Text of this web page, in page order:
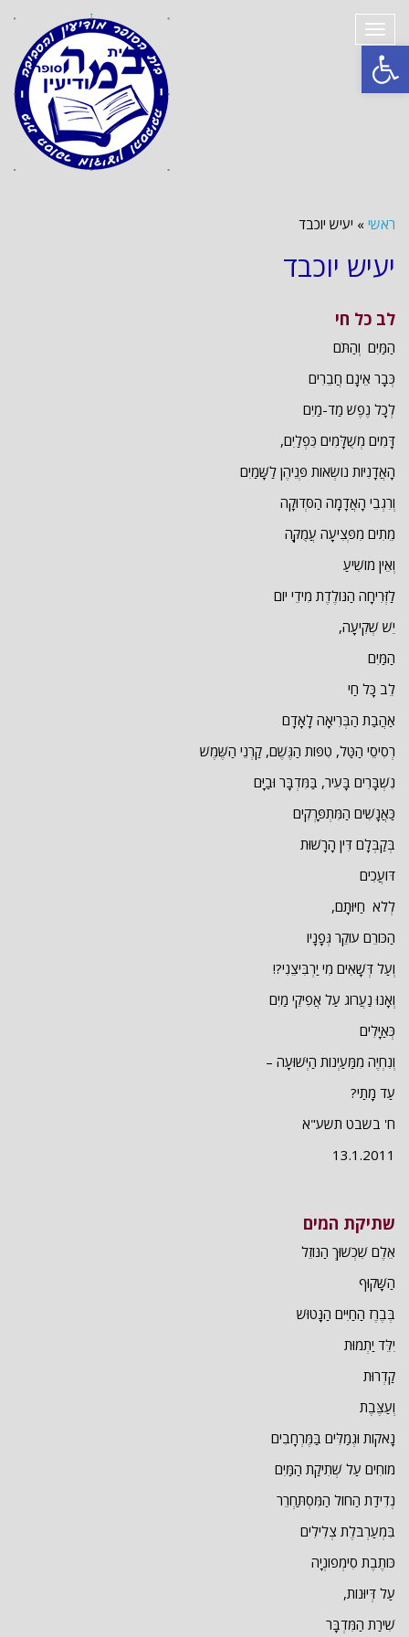
פתח סרגל נגישות
תפריט
ראשי » יעיש יוכבד
יעיש יוכבד
לב כל חי
הַמַּיִם וְהַתֹּם
כְּבָר אֵינָם חֲבֵרִים
לְכָל נֶפֶשׁ מַד-מַיִם
דָּמִים מְשֻׁלָּמִים כִּפְלַיִם,
הָאֲדָנִיּוֹת נוֹשְׂאוֹת פְּנֵיהֶן לַשָּׁמַיִם
וְרִגְבֵי הָאֲדָמָה הַסְּדוּקָה
מֵתִים מִפְּצִיעָה עֲמֻקָּה
וְאֵין מוֹשִׁיעַ
לַזְּרִיחָה הַנּוֹלֶדֶת מִידֵי יוֹם
יֵשׁ שְׁקִיעָה,
הַמַּיִם
לֵב כָּל חַי
אַהֲבַת הַבְּרִיאָה לָאָדָם
רְסִיסֵי הַטַּל, טִפּוֹת הַגֶּשֶׁם, קַרְנֵי הַשֶּׁמֶשׁ
נִשְׁבָּרִים בָּעִיר, בַּמִּדְבָּר וּבַיָּם
כַּאֲנָשִׁים הַמִּתְפָּרְקִים
בְּקַבְּלָם דִּין הָרָשׁוּת
דּוֹעֲכִים
לְלֹא חַיּוּתָם,
הַכּוֹרֵם עוֹקֵר גְּפָנָיו
וְעַל דְּשָׁאִים מִי יַרְבִּיצֵנִי?!
וְאָנוּ נַעֲרוֹג עַל אֲפִיקֵי מַיִם
כְּאַיָּלִים
וְנִחְיֶה מִמַּעַיְנוֹת הַיְּשׁוּעָה –
עַד מָתַי?
ח' בשבט תשע"א
13.1.2011
שתיקת המים
אֵלֶם שִׁכְשׁוּךְ הַנּוֹזֵל
הַשָּׁקוּף
בְּבֶרֶז הַחַיִּים הַנָּטוּשׁ
יִלֵּד יַתְמוּת
קַדְרוּת
וְעַצֶּבֶת
נָאקוֹת וּגְמַלִּים בַּמֶּרְחָבִים
מוֹחִים עַל שְׁתִיקַת הַמַּיִם
נְדִידַת הַחוֹל הַמִּסְתַּחְרֵר
בִּמְעַרְבֹּלֶת צְלִילִים
כּוֹתֶבֶת סִימְפוֹנְיָה
עַל דְּיוּנוֹת,
שִׁירַת הַמִּדְבָּר